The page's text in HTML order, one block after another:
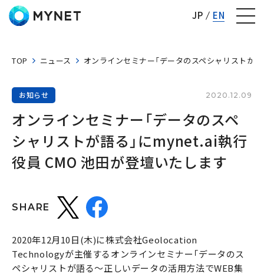
JP EN
TOP ニュース オンラインセミナー「データのスペシャリストが
お知らせ 2020.12.09
オンラインセミナー「データのスペ
シャリストが語る」にmynet.ai執行
役員 CMO 池田が登壇いたします
SHARE
2020年12月10日(木)に株式会社Geolocation
Technologyが主催するオンラインセミナー「データのス
ペシャリストが語る～正しいデータの活用方法でWEB集